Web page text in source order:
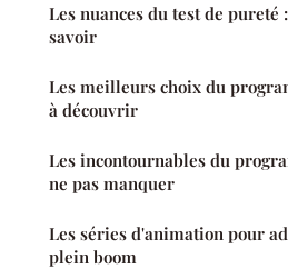
Les nuances du test de pureté
savoir
Les meilleurs choix du
à découvrir
Les incontournables du
ne pas manquer
Les séries d'animation pour
plein boom